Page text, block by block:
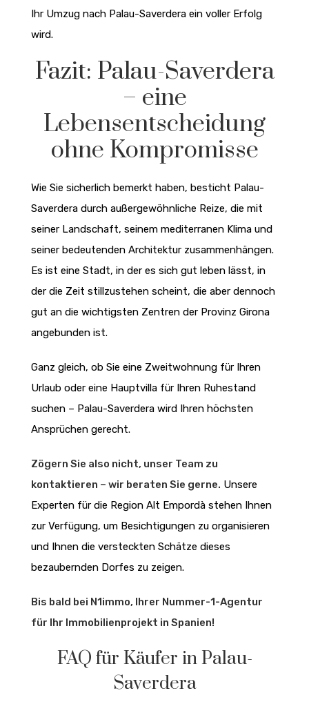
Ihr Umzug nach Palau-Saverdera ein voller Erfolg
wird.
Fazit: Palau-Saverdera
– eine
Lebensentscheidung
ohne Kompromisse
Wie Sie sicherlich bemerkt haben, besticht Palau-
Saverdera durch außergewöhnliche Reize, die mit
seiner Landschaft, seinem mediterranen Klima und
seiner bedeutenden Architektur zusammenhängen.
Es ist eine Stadt, in der es sich gut leben lässt, in
der die Zeit stillzustehen scheint, die aber dennoch
gut an die wichtigsten Zentren der Provinz Girona
angebunden ist.
Ganz gleich, ob Sie eine Zweitwohnung für Ihren
Urlaub oder eine Hauptvilla für Ihren Ruhestand
suchen – Palau-Saverdera wird Ihren höchsten
Ansprüchen gerecht.
Zögern Sie also nicht, unser Team zu
kontaktieren – wir beraten Sie gerne. Unsere
Experten für die Region Alt Empordà stehen Ihnen
zur Verfügung, um Besichtigungen zu organisieren
und Ihnen die versteckten Schätze dieses
bezaubernden Dorfes zu zeigen.
Bis bald bei N1immo, Ihrer Nummer-1-Agentur
für Ihr Immobilienprojekt in Spanien!
FAQ für Käufer in Palau-
Saverdera